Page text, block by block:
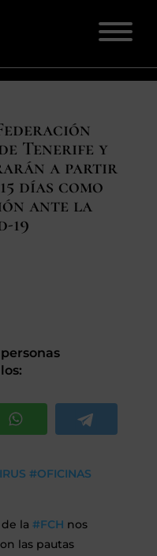
Tenerife y
a partir
días como
ante la
19
#OFICINAS
la #FCH nos
las pautas